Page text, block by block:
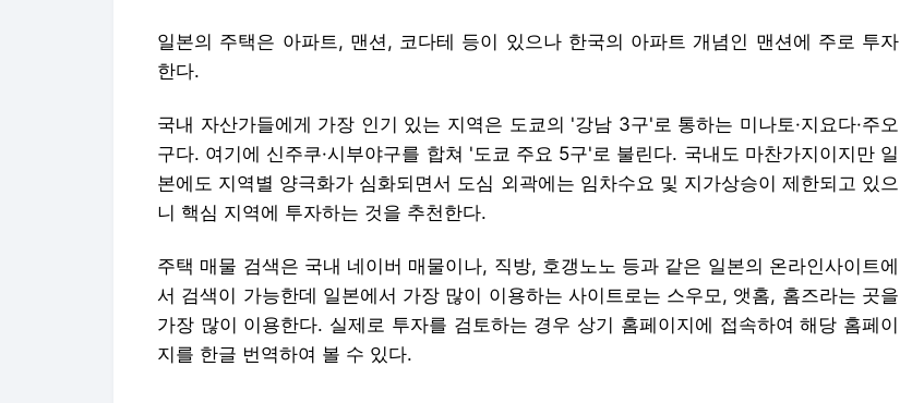
일본의 주택은 아파트, 맨션, 코다테 등이 있으나 한국의 아파트 개념인 맨션에 주로 투자
한다.
국내 자산가들에게 가장 인기 있는 지역은 도쿄의 '강남 3구'로 통하는 미나토·지요다·주오
구다. 여기에 신주쿠·시부야구를 합쳐 '도쿄 주요 5구'로 불린다. 국내도 마찬가지이지만 일
본에도 지역별 양극화가 심화되면서 도심 외곽에는 임차수요 및 지가상승이 제한되고 있으
니 핵심 지역에 투자하는 것을 추천한다.
주택 매물 검색은 국내 네이버 매물이나, 직방, 호갱노노 등과 같은 일본의 온라인사이트에
서 검색이 가능한데 일본에서 가장 많이 이용하는 사이트로는 스우모, 앳홈, 홈즈라는 곳을
가장 많이 이용한다. 실제로 투자를 검토하는 경우 상기 홈페이지에 접속하여 해당 홈페이
지를 한글 번역하여 볼 수 있다.